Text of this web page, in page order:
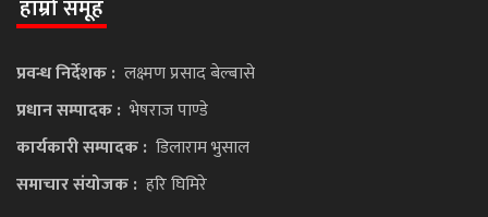
हाम्रो समूह
प्रवन्ध निर्देशक : लक्ष्मण प्रसाद बेल्बासे
प्रधान सम्पादक : भेषराज पाण्डे
कार्यकारी सम्पादक : डिलाराम भुसाल
समाचार संयोजक : हरि घिमिरे